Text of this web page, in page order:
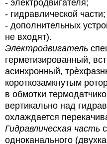
- электродвигателя;
- гидравлической части;
- дополнительных
не входят).
Электродвигатель
герметизированный,
асинхронный,
короткозамкнутым
в обмотки
вертикально над
охлаждается
Гидравлическая часть
одноканального